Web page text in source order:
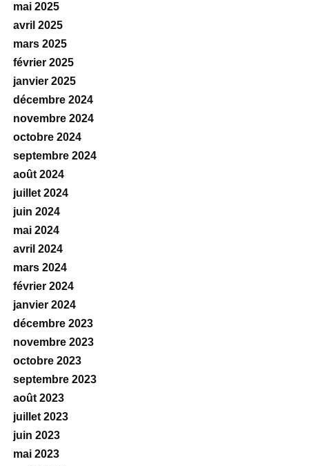
mai 2025
avril 2025
mars 2025
février 2025
janvier 2025
décembre 2024
novembre 2024
octobre 2024
septembre 2024
août 2024
juillet 2024
juin 2024
mai 2024
avril 2024
mars 2024
février 2024
janvier 2024
décembre 2023
novembre 2023
octobre 2023
septembre 2023
août 2023
juillet 2023
juin 2023
mai 2023